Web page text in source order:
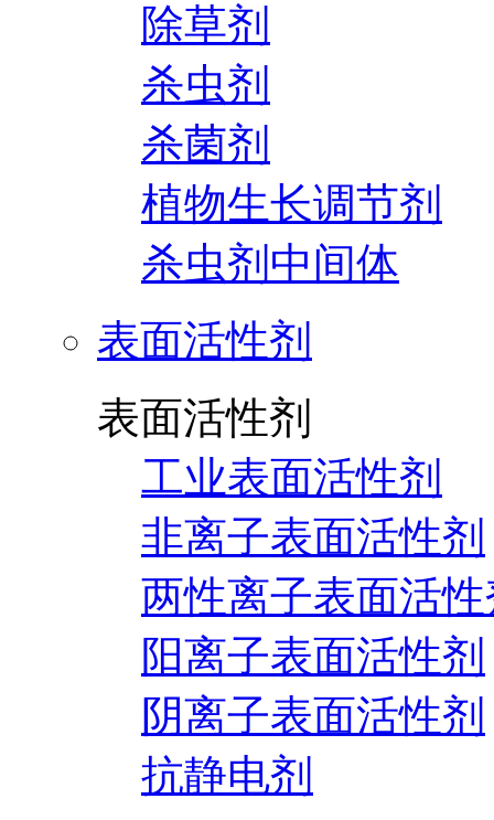
除草剂
杀虫剂
杀菌剂
植物生长调节剂
杀虫剂中间体
表面活性剂
表面活性剂
工业表面活性剂
非离子表面活性剂
两性离子表面活
阳离子表面活性剂
阴离子表面活性剂
抗静电剂